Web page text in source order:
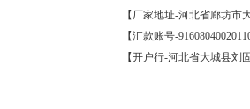
【厂家地址-河北省廊坊市
【汇款账号-
【开户行-河北省大城县刘